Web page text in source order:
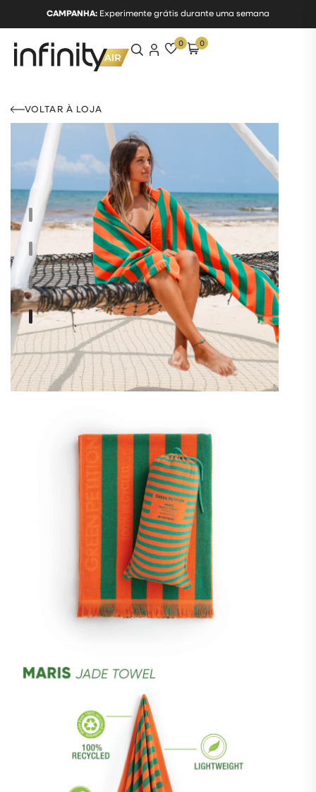
CAMPANHA: Experimente grátis durante uma semana
0 0
VOLTAR À LOJA